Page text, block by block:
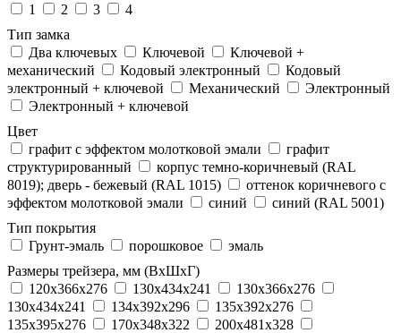
1
2 3
4
Тип замка
Два ключевых
Ключевой
Ключевой +
механический
Кодовый электронный
Кодовый
электронный + ключевой
Механический
Электронный
Электронный + ключевой
Цвет
графит с эффектом молотковой эмали
графит
структурированный
корпус темно-коричневый (RAL
8019); дверь - бежевый (RAL 1015)
оттенок коричневого с
эффектом молотковой эмали
синий
синий (RAL 5001)
Тип покрытия
Грунт-эмаль
порошковое
эмаль
Размеры трейзера, мм (ВхШхГ)
120x366x276
130x434x241
130х366х276
130х434х241
134x392x296
135x392x276
135x395x276
170x348x322
200x481x328